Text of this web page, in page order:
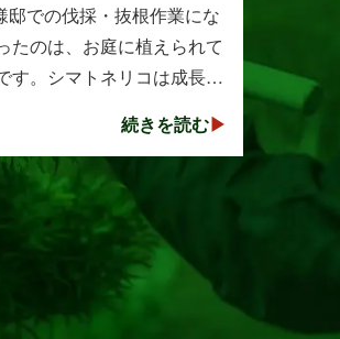
邸での伐採・抜根作業にな
たのは、お庭に植えられて
す。シマトネリコは成長が
と枝葉が大きく広がり、お
続きを読む